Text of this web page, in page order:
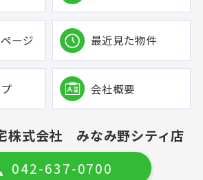
ージ 最近見た物件
会社概要
株式会社 みなみ野シティ店
042-637-0700